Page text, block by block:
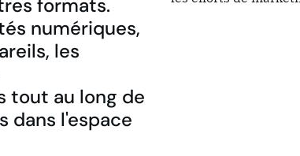
formats.
numériques,
les
tout au long de
dans l'espace